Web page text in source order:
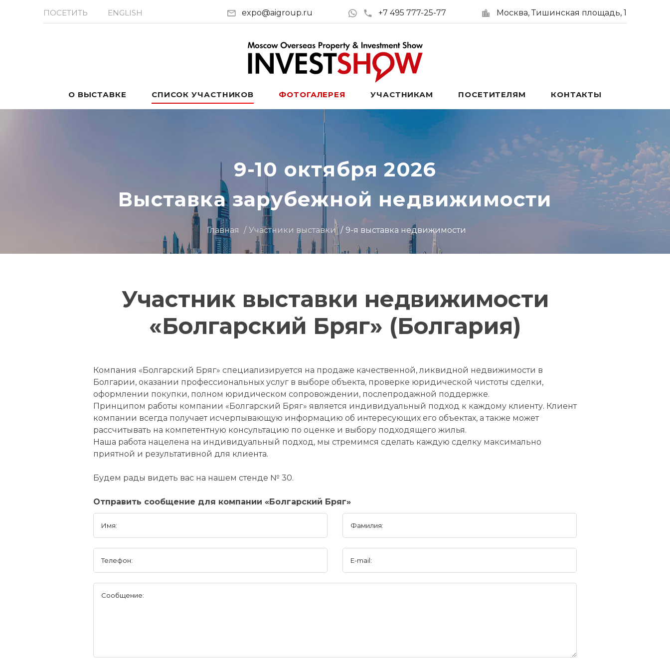
ПОСЕТИТЬ ENGLISH expo@aigroup.ru +7 495 777-25-77 Москва, Тишинская площадь, 1
О ВЫСТАВКЕ СПИСОК УЧАСТНИКОВ ФОТОГАЛЕРЕЯ УЧАСТНИКАМ ПОСЕТИТЕЛЯМ КОНТАКТЫ
9-10 октября 2026
Выставка зарубежной недвижимости
Главная Участники выставки 9-я выставка недвижимости
Участник выставки недвижимости
«Болгарский Бряг» (Болгария)
Компания «Болгарский Бряг» специализируется на продаже качественной, ликвидной недвижимости в
Болгарии, оказании профессиональных услуг в выборе объекта, проверке юридической чистоты сделки,
оформлении покупки, полном юридическом сопровождении, послепродажной поддержке.
Принципом работы компании «Болгарский Бряг» является индивидуальный подход к каждому клиенту. Клиент
компании всегда получает исчерпывающую информацию об интересующих его объектах, а также может
рассчитывать на компетентную консультацию по оценке и выбору подходящего жилья.
Наша работа нацелена на индивидуальный подход, мы стремимся сделать каждую сделку максимально
приятной и результативной для клиента.
Будем рады видеть вас на нашем стенде № 30.
Отправить сообщение для компании «Болгарский Бряг»
Имя: Фамилия:
Телефон: E-mail:
Сообщение: